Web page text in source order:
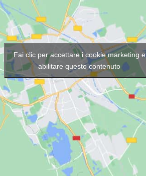
Fai clic per accettare i cookie marketing e
abilitare questo contenuto